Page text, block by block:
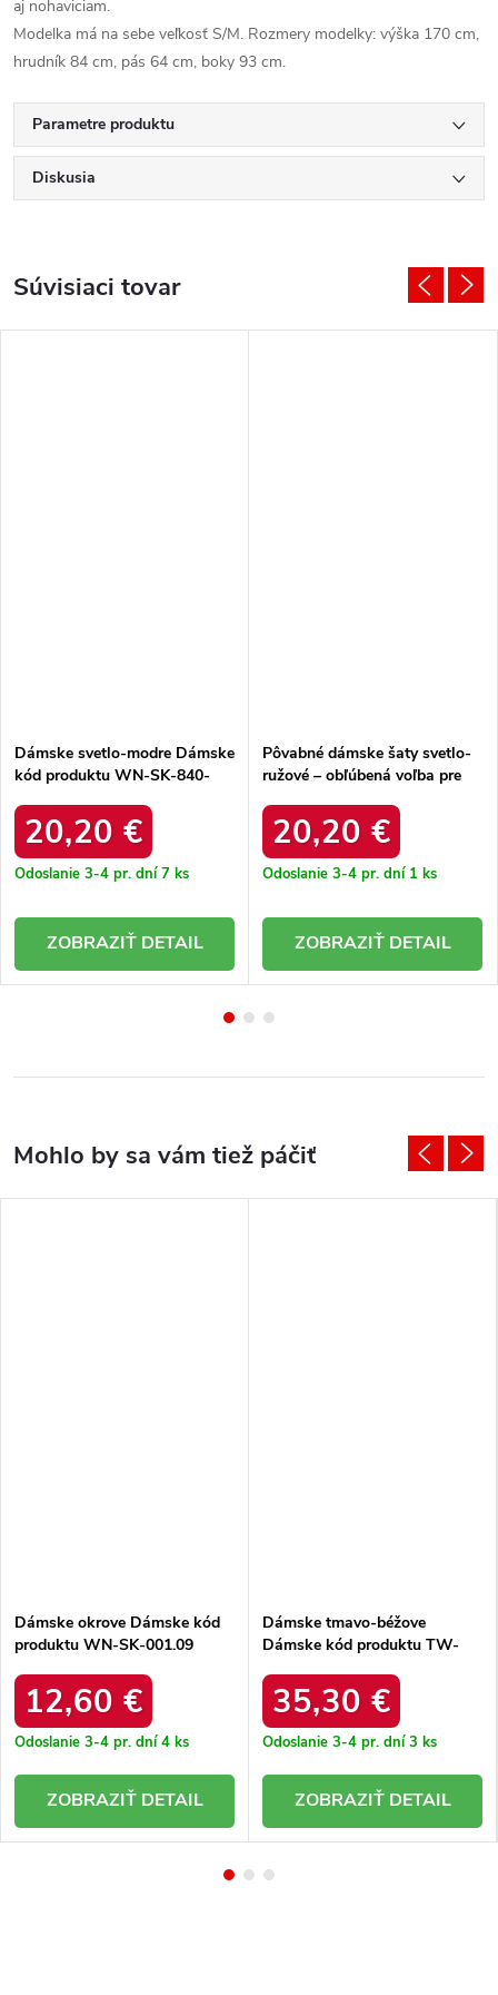
aj nohaviciam.
Modelka má na sebe veľkosť S/M. Rozmery modelky: výška 170 cm,
hrudník 84 cm, pás 64 cm, boky 93 cm.
Parametre produktu
Diskusia
Súvisiaci tovar
Dámske svetlo-modre Dámske
kód produktu WN-SK-840-
20,20 €
Odoslanie 3-4 pr. dní7 ks
DETAIL
Pôvabné dámske šaty svetlo-
ružové – obľúbená voľba pre
20,20 €
Odoslanie 3-4 pr. dní 1 ks
DETAIL
Dámske okrove Dámske kód
produktu WN-SK-001.09
12,60 €
Odoslanie 3-4 pr. dní4 ks
DETAIL
Dámske tmavo-béžove
Dámske kód produktu TW-
35,30 €
Odoslanie 3-4 pr. dní3 ks
DETAIL